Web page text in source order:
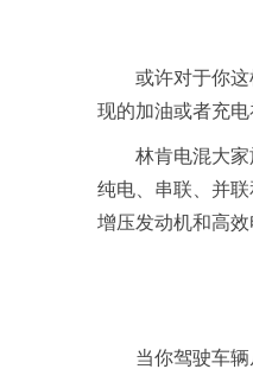
或许对于你
现的加油或者充
林肯电混大
纯电、串联、并
增压发动机和高
当你驾驶车